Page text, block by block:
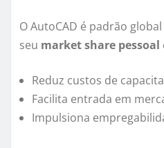
O AutoCAD é padrão
seu market share pessoal
Reduz custos de
Facilita entrada em
Impulsiona